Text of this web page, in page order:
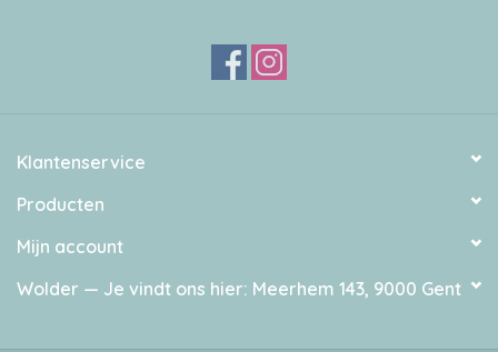
Klantenservice
Producten
Mijn account
Wolder — Je vindt ons hier: Meerhem 143, 9000 Gent